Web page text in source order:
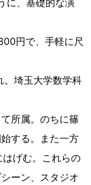
に、基礎的な演
円で、手軽に尺
。埼玉大学数学科
所属。のちに篠
する。また一方
げむ。これらの
ーン、スタジオ